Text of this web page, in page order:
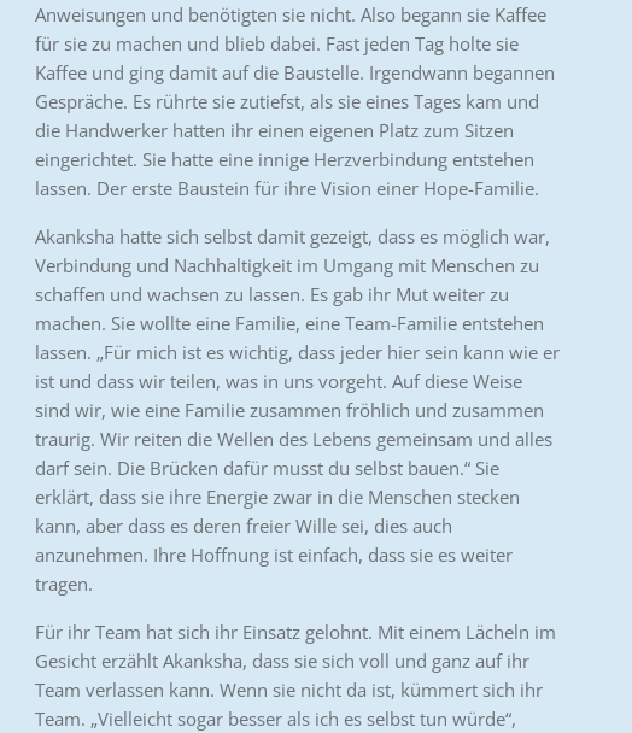
Anweisungen und benötigten sie nicht. Also begann sie Kaffee
für sie zu machen und blieb dabei. Fast jeden Tag holte sie
Kaffee und ging damit auf die Baustelle. Irgendwann begannen
Gespräche. Es rührte sie zutiefst, als sie eines Tages kam und
die Handwerker hatten ihr einen eigenen Platz zum Sitzen
eingerichtet. Sie hatte eine innige Herzverbindung entstehen
lassen. Der erste Baustein für ihre Vision einer Hope-Familie.
Akanksha hatte sich selbst damit gezeigt, dass es möglich war,
Verbindung und Nachhaltigkeit im Umgang mit Menschen zu
schaffen und wachsen zu lassen. Es gab ihr Mut weiter zu
machen. Sie wollte eine Familie, eine Team-Familie entstehen
lassen. „Für mich ist es wichtig, dass jeder hier sein kann wie er
ist und dass wir teilen, was in uns vorgeht. Auf diese Weise
sind wir, wie eine Familie zusammen fröhlich und zusammen
traurig. Wir reiten die Wellen des Lebens gemeinsam und alles
darf sein. Die Brücken dafür musst du selbst bauen.“ Sie
erklärt, dass sie ihre Energie zwar in die Menschen stecken
kann, aber dass es deren freier Wille sei, dies auch
anzunehmen. Ihre Hoffnung ist einfach, dass sie es weiter
tragen.
Für ihr Team hat sich ihr Einsatz gelohnt. Mit einem Lächeln im
Gesicht erzählt Akanksha, dass sie sich voll und ganz auf ihr
Team verlassen kann. Wenn sie nicht da ist, kümmert sich ihr
Team. „Vielleicht sogar besser als ich es selbst tun würde“,